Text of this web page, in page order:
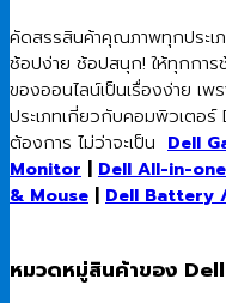
คัดสรรสินค้าคุณภาพทุกประเ
ช้อปง่าย ช้อปสนุก! ให้ทุกการ
ของออนไลน์เป็นเรื่องง่าย เพร
ประเภทเกี่ยวกับคอมพิวเตอ
ต้องการ ไม่ว่าจะเป็น Dell
Monitor | Dell All-in-one
& Mouse | Dell Battery
หมวดหมู่สินค้าของ